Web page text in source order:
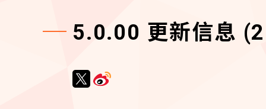
5.0.00 更新信息